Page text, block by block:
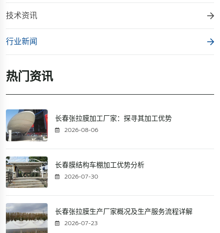
技术资讯
行业新闻
热门资讯
长春张拉膜加工厂家：探寻其加工优势
2026-08-06
长春膜结构车棚加工优势分析
2026-07-30
长春张拉膜生产厂家概况及生产服务流程详解
2026-07-23